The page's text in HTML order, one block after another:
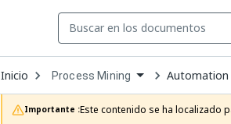
Inicio Open
Dropdown
to
choose
product
Process Mining Automation
Importante :Este contenido se ha localizado